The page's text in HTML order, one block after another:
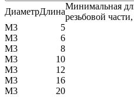
ДиаметрДлина
Минимальная
резьбовой
М3
5
М3
6
М3
8
М3
10
М3
12
М3
16
М3
20